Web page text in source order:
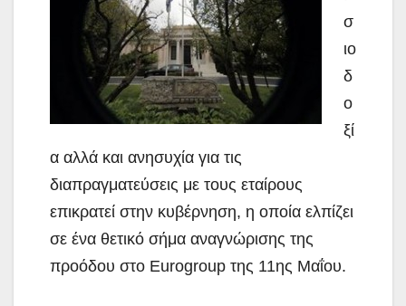
σ
ιο
δ
ο
ξί
α αλλά και ανησυχία για τις
διαπραγματεύσεις με τους εταίρους
επικρατεί στην κυβέρνηση, η οποία ελπίζει
σε ένα θετικό σήμα αναγνώρισης της
προόδου στο Eurogroup της 11ης Μαΐου.